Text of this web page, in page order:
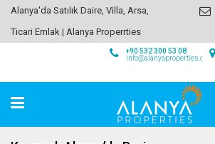
Alanya'da Satılık Daire, Villa, Arsa,
Ticari Emlak | Alanya Properrties
+90 532 300 53 08
info@alanyaproperties.com